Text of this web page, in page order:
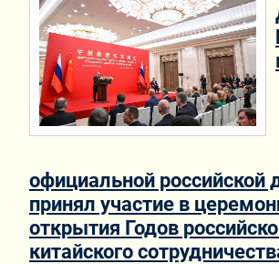
официальной российской
принял участие в
открытия Годов
китайского